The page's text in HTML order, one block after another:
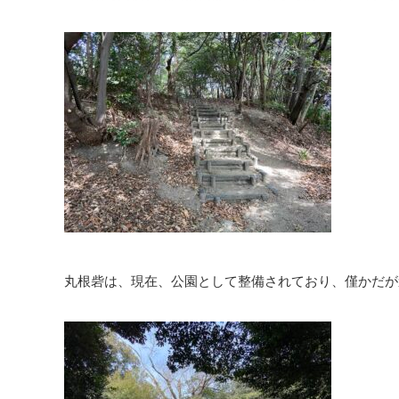
丸根砦は、現在、公園として整備されており、僅かだが